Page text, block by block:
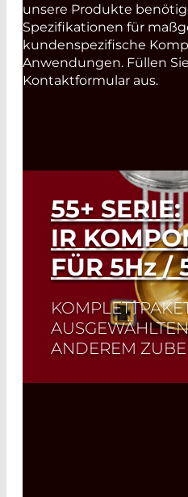
unsere Produkte
Spezifikationen für
kundenspezifische
Anwendungen. Füllen
Kontaktformular aus.
55+ SERIE:
IR
FÜR 5Hz/
ANDEREM
Ein perfektes Paar: